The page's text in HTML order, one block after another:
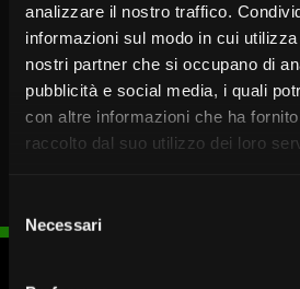
analizzare il nostro traffico.
informazioni sul modo in cui
nostri partner che si occupano di
pubblicità e social media, i quali
con altre informazioni che ha
raccolto dal suo utilizzo dei loro
delNecessari